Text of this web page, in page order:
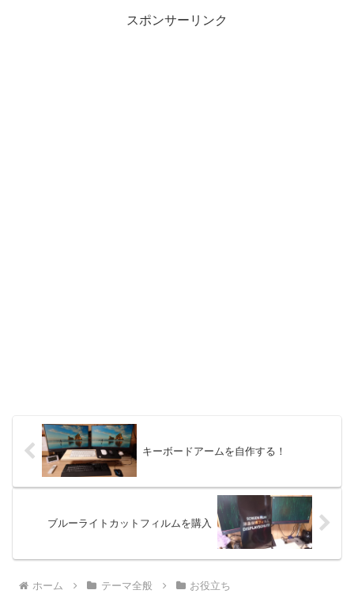
スポンサーリンク
キーボードアームを自作する！
ブルーライトカットフィルムを購入
ホーム テーマ全般 お役立ち